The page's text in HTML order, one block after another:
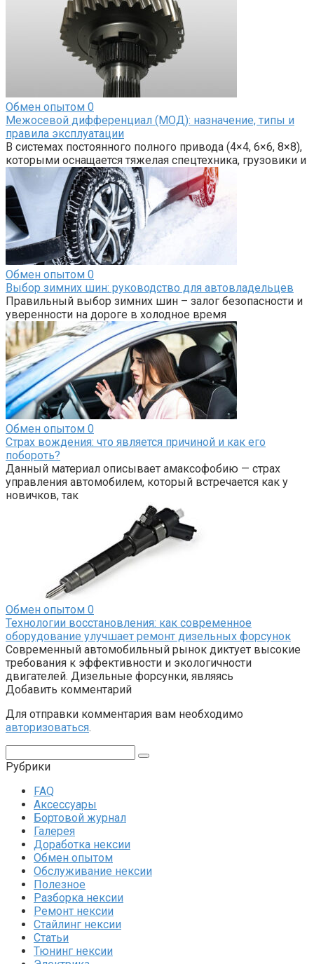
Обмен опытом 0
Межосевой дифференциал (МОД): назначение, типы и
правила эксплуатации
В системах постоянного полного привода (4×4, 6×6, 8×8),
которыми оснащается тяжелая спецтехника, грузовики и
Обмен опытом 0
Выбор зимних шин: руководство для автовладельцев
Правильный выбор зимних шин – залог безопасности и
уверенности на дороге в холодное время
Обмен опытом 0
Страх вождения: что является причиной и как его
побороть?
Данный материал описывает амаксофобию — страх
управления автомобилем, который встречается как у
новичков, так
Обмен опытом 0
Технологии восстановления: как современное
оборудование улучшает ремонт дизельных форсунок
Современный автомобильный рынок диктует высокие
требования к эффективности и экологичности
двигателей. Дизельные форсунки, являясь
Добавить комментарий
Для отправки комментария вам необходимо
авторизоваться.
Рубрики
FAQ
Аксессуары
Бортовой журнал
Галерея
Доработка нексии
Обмен опытом
Обслуживание нексии
Полезное
Разборка нексии
Ремонт нексии
Стайлинг нексии
Статьи
Тюнинг нексии